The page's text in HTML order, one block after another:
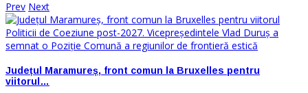
Prev Next
Județul Maramureș, front comun la Bruxelles pentru
viitorul…